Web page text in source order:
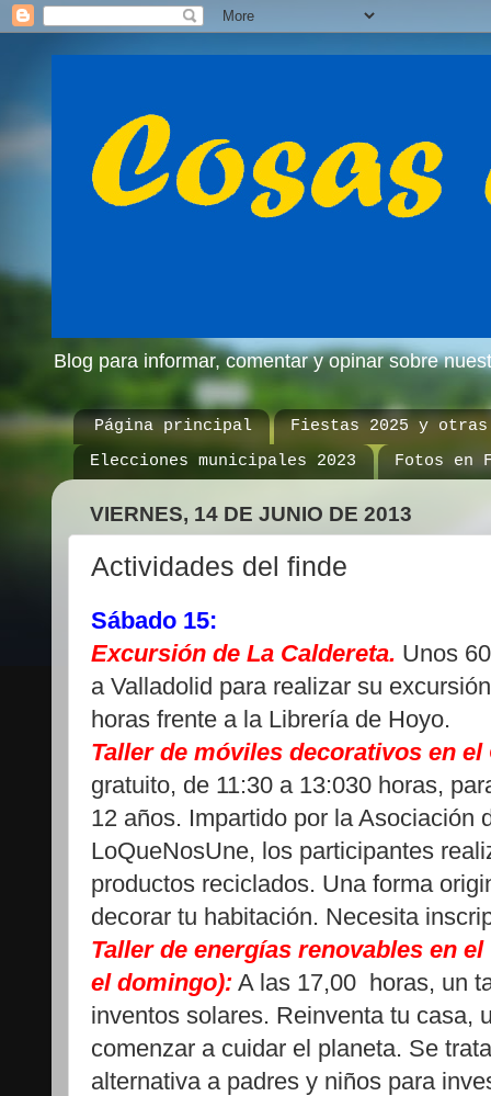
Blog para informar, comentar y opinar sobre
Página principal
Fiestas 2025 y otras
Elecciones municipales 2023
Fotos en
VIERNES, 14 DE JUNIO DE 2013
Actividades del finde
Sábado 15:
Excursión de La Caldereta. Unos
a Valladolid para realizar su
horas frente a la Librería de Hoyo.
Taller de móviles decorativos en el
gratuito, de 11:30 a 13:030 horas,
12 años. Impartido por la Asociación
LoQueNosUne, los participantes
productos reciclados. Una forma
decorar tu habitación. Necesita
Taller de energías renovables en
el domingo): A las 17,00 horas, un
inventos solares. Reinventa tu casa,
comenzar a cuidar el planeta. Se
alternativa a padres y niños para